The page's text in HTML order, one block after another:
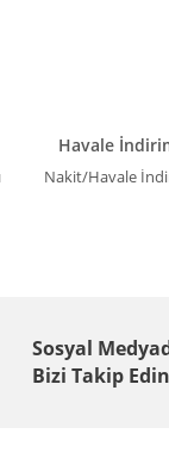
Havale
Nakit/Havale
Sosyal
Bizi Takip Edin